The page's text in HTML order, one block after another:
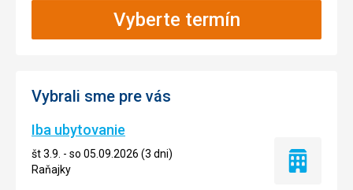
Vyberte termín
Vybrali sme pre vás
Iba ubytovanie
št 3.9. - so 05.09.2026 (3 dni)
Raňajky
Iba